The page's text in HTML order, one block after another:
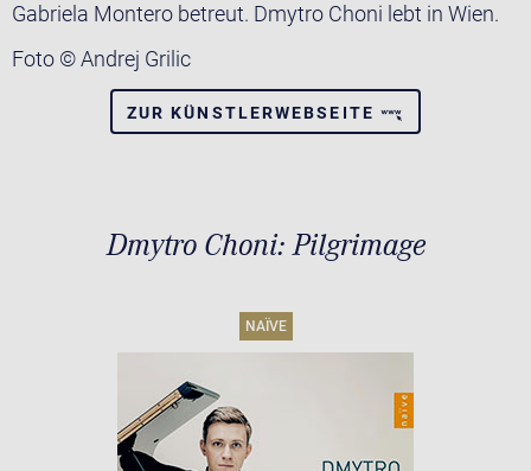
Gabriela Montero betreut. Dmytro Choni lebt in Wien.
Foto © Andrej Grilic
ZUR KÜNSTLERWEBSEITE
Dmytro Choni: Pilgrimage
NAÏVE